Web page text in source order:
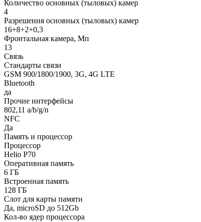
Количество основных (тыловых) камер
4
Разрешения основных (тыловых) камер
16+8+2+0,3
Фронтальная камера, Мп
13
Связь
Стандарты связи
GSM 900/1800/1900, 3G, 4G LTE
Bluetooth
да
Прочие интерфейсы
802,11 a/b/g/n
NFC
Да
Память и процессор
Процессор
Helio P70
Оперативная память
6 ГБ
Встроенная память
128 ГБ
Слот для карты памяти
Да, microSD до 512Gb
Кол-во ядер процессора